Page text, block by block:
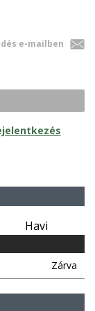
e-mailben
Havi
Zárva